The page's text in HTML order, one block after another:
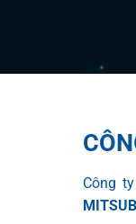
Công